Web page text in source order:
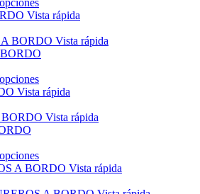
Vista rápida
Vista rápida
Vista rápida
Vista rápida
Vista rápida